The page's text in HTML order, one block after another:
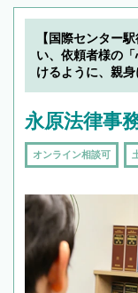
でき
で
で複
頼を
【国際センター
い、依頼者様の
けるように、親
永原法律事
オンライン相談可